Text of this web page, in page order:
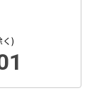
く)